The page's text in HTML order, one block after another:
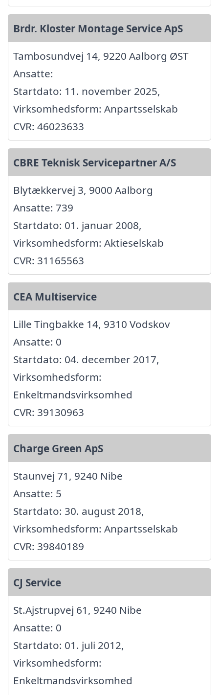
Brdr. Kloster Montage Service ApS
Tambosundvej 14, 9220 Aalborg ØST
Ansatte:
Startdato: 11. november 2025,
Virksomhedsform: Anpartsselskab
CVR: 46023633
CBRE Teknisk Servicepartner A/S
Blytækkervej 3, 9000 Aalborg
Ansatte: 739
Startdato: 01. januar 2008,
Virksomhedsform: Aktieselskab
CVR: 31165563
CEA Multiservice
Lille Tingbakke 14, 9310 Vodskov
Ansatte: 0
Startdato: 04. december 2017,
Virksomhedsform:
Enkeltmandsvirksomhed
CVR: 39130963
Charge Green ApS
Staunvej 71, 9240 Nibe
Ansatte: 5
Startdato: 30. august 2018,
Virksomhedsform: Anpartsselskab
CVR: 39840189
CJ Service
St.Ajstrupvej 61, 9240 Nibe
Ansatte: 0
Startdato: 01. juli 2012,
Virksomhedsform:
Enkeltmandsvirksomhed